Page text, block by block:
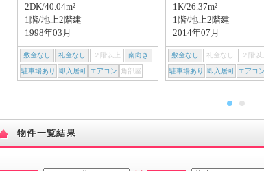
2DK/40.04m²
1階/地上2階建
1998年03月
敷金なし 礼金なし ２階以上 南向き
駐車場あり 即入居可 エアコン 角部屋
1K/26.37m²
1階/地上2階建
2014年07月
敷金なし 礼金なし ２階以
駐車場あり 即入居可 エアコン
物件一覧結果